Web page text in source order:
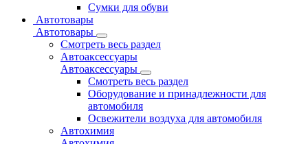
Сумки для обуви
Автотовары
Автотовары
Смотреть весь раздел
Автоаксессуары
Автоаксессуары
Смотреть весь раздел
Оборудование и принадлежности для
автомобиля
Освежители воздуха для автомобиля
Автохимия